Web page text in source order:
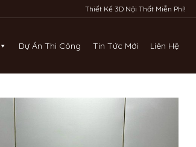
Thiết Kế 3D Nội Thất Miễn Phí!
Dự Án Thi Công Tin Tức Mới Liên Hệ